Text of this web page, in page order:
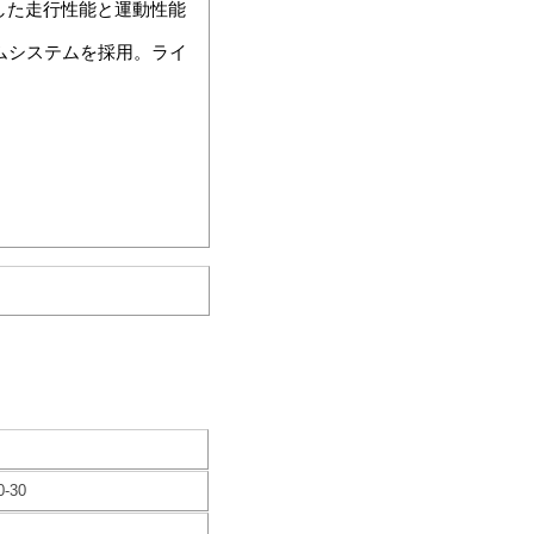
た走行性能と運動性能
ステムを採用。ライ
30